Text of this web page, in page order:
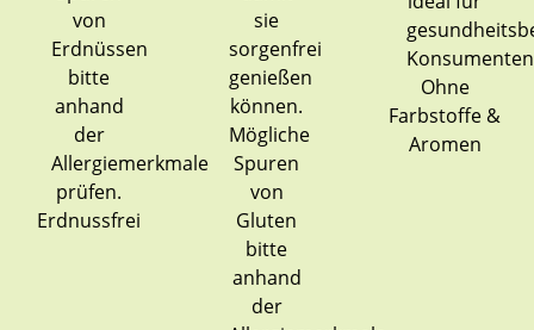
Erdnussfrei
Ohne
Farbstoffe &
Aromen